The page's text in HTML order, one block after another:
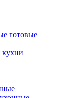
готовые
кухни